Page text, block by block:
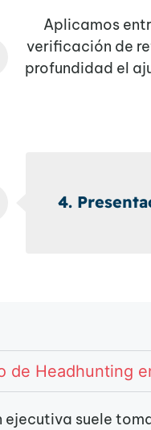
Aplicamos
verificación de
profundidad el
4.
de Headhunting
suele